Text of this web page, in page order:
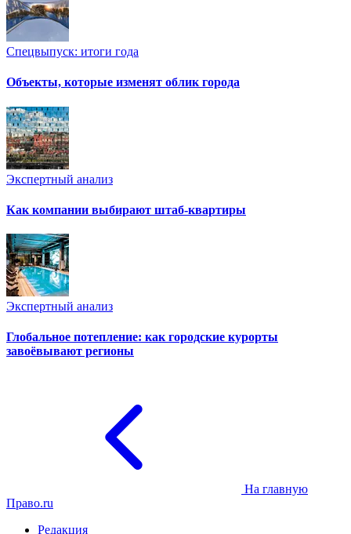
Спецвыпуск: итоги года
Объекты, которые изменят облик города
Экспертный анализ
Как компании выбирают штаб-квартиры
Экспертный анализ
Глобальное потепление: как городские курорты
завоёвывают регионы
На главную
Право.ru
Редакция